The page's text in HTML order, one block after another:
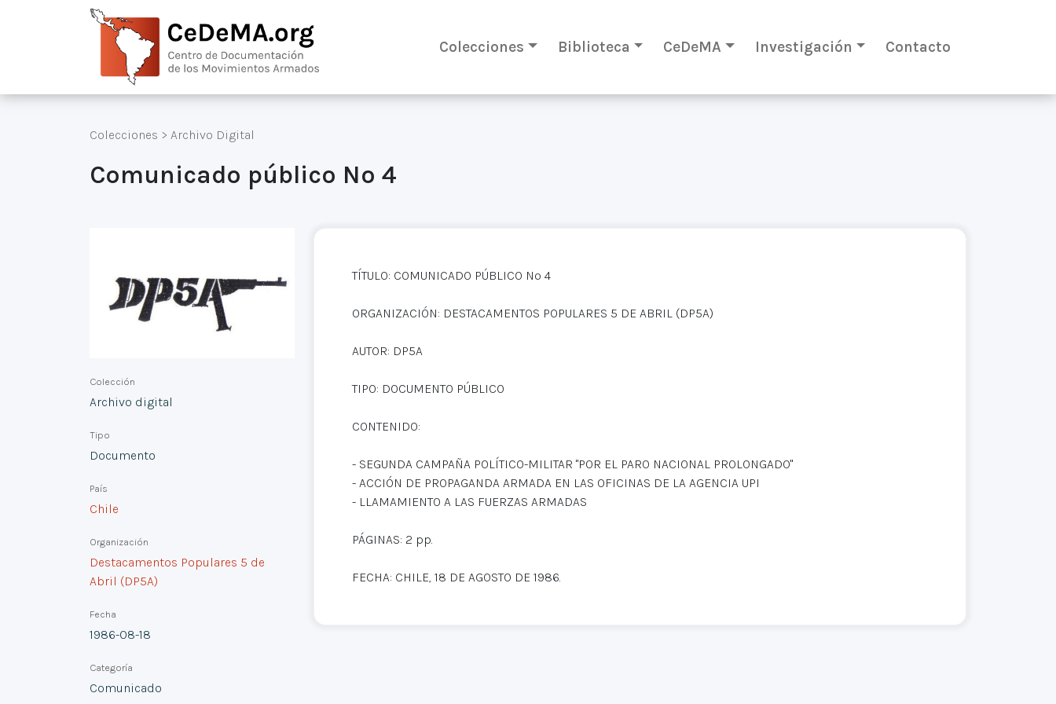
Colecciones Biblioteca CeDeMA Investigación Contacto
Colecciones > Archivo Digital
Comunicado público Nº 4
Colección
Archivo digital
Tipo
Documento
País
Chile
Organización
Destacamentos Populares 5 de
Abril (DP5A)
Fecha
1986-08-18
Categoría
Comunicado
TÍTULO: COMUNICADO PÚBLICO Nº 4
ORGANIZACIÓN: DESTACAMENTOS POPULARES 5 DE ABRIL (DP5A)
AUTOR: DP5A
TIPO: DOCUMENTO PÚBLICO
CONTENIDO:
- SEGUNDA CAMPAÑA POLÍTICO-MILITAR "POR EL PARO NACIONAL PROLONGADO"
- ACCIÓN DE PROPAGANDA ARMADA EN LAS OFICINAS DE LA AGENCIA UPI
- LLAMAMIENTO A LAS FUERZAS ARMADAS
PÁGINAS: 2 pp.
FECHA: CHILE, 18 DE AGOSTO DE 1986.